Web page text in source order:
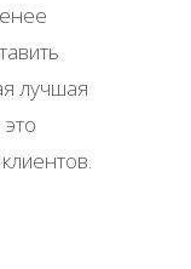
лучшая